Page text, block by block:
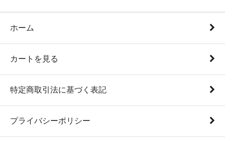
ホーム
カートを見る
特定商取引法に基づく表記
プライバシーポリシー